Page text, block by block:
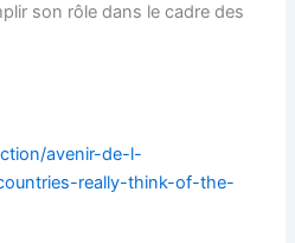
son rôle dans le cadre des
avenir-de-l-
really-think-of-the-